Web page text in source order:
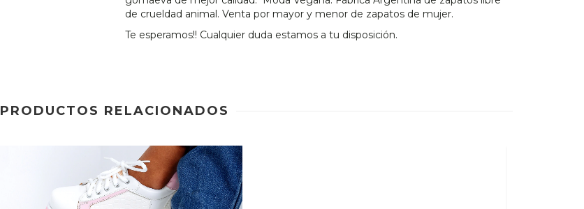
de crueldad animal. Venta por mayor y menor de zapatos de mujer.
Te esperamos!! Cualquier duda estamos a tu disposición.
PRODUCTOS RELACIONADOS